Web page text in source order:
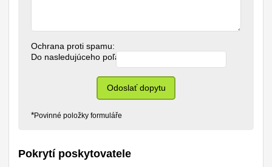
Pokrytí poskytovatele
Ochrana proti spamu:
Do nasledujúceho poľa napíšte slovo "hrnec":
Odoslať dopytu
*Povinné položky formuláře